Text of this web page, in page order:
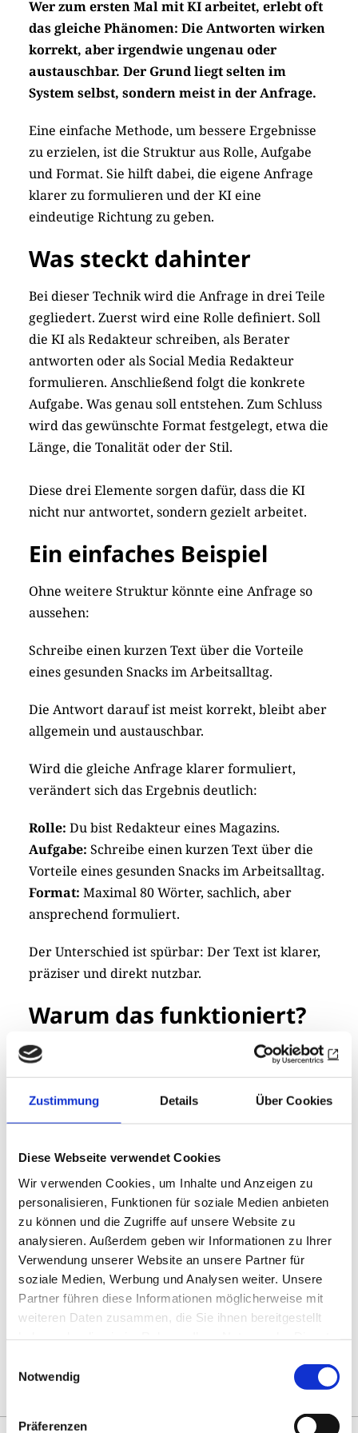
Zustimmung Details Über Cookies
Diese Webseite verwendet Cookies
Wir verwenden Cookies, um Inhalte und Anzeigen zu
personalisieren, Funktionen für soziale Medien anbieten
zu können und die Zugriffe auf unsere Website zu
analysieren. Außerdem geben wir Informationen zu Ihrer
Verwendung unserer Website an unsere Partner für
soziale Medien, Werbung und Analysen weiter. Unsere
Partner führen diese Informationen möglicherweise mit
weiteren Daten zusammen, die Sie ihnen bereitgestellt
Notwendig
Präferenzen
Wer zum ersten Mal mit KI arbeitet, erlebt oft
das gleiche Phänomen: Die Antworten wirken
korrekt, aber irgendwie ungenau oder
austauschbar. Der Grund liegt selten im
System selbst, sondern meist in der Anfrage.
Eine einfache Methode, um bessere Ergebnisse
zu erzielen, ist die Struktur aus Rolle, Aufgabe
und Format. Sie hilft dabei, die eigene Anfrage
klarer zu formulieren und der KI eine
eindeutige Richtung zu geben.
Was steckt dahinter
Bei dieser Technik wird die Anfrage in drei Teile
gegliedert. Zuerst wird eine Rolle definiert. Soll
die KI als Redakteur schreiben, als Berater
antworten oder als Social Media Redakteur
formulieren. Anschließend folgt die konkrete
Aufgabe. Was genau soll entstehen. Zum Schluss
wird das gewünschte Format festgelegt, etwa die
Länge, die Tonalität oder der Stil.
Diese drei Elemente sorgen dafür, dass die KI
nicht nur antwortet, sondern gezielt arbeitet.
Ein einfaches Beispiel
Ohne weitere Struktur könnte eine Anfrage so
aussehen:
Schreibe einen kurzen Text über die Vorteile
eines gesunden Snacks im Arbeitsalltag.
Die Antwort darauf ist meist korrekt, bleibt aber
allgemein und austauschbar.
Wird die gleiche Anfrage klarer formuliert,
verändert sich das Ergebnis deutlich:
Rolle: Du bist Redakteur eines Magazins.
Aufgabe: Schreibe einen kurzen Text über die
Vorteile eines gesunden Snacks im Arbeitsalltag.
Format: Maximal 80 Wörter, sachlich, aber
ansprechend formuliert.
Der Unterschied ist spürbar: Der Text ist klarer,
präziser und direkt nutzbar.
Warum das funktioniert?
Die KI orientiert sich stark an der Struktur der
Anfrage. Wird keine Rolle vorgegeben, bleibt
der Stil neutral. Ohne klare Aufgabe entstehen
Mit wenigen zusätzlichen Informationen lässt
sich die Qualität deutlich steigern.
Jetzt selbst ausprobieren!
Teilen
Sharing
Optionen
Drucken 0